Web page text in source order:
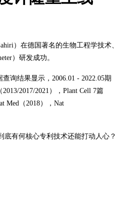
）在德国著名的生物工程学技术、
）研发成功。
询结果显示，2006.01 - 2022.05期
2017/2021），Plant Cell 7篇
Med（2018），Nat
底有何核心专利技术还能打动人心？